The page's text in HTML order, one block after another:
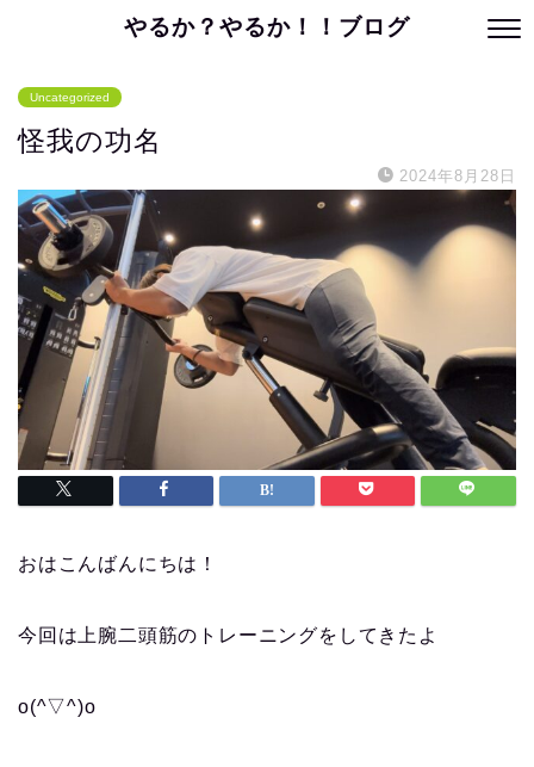
やるか？やるか！！ブログ
Uncategorized
怪我の功名
2024年8月28日
おはこんばんにちは！
今回は上腕二頭筋のトレーニングをしてきたよ
o(^▽^)o